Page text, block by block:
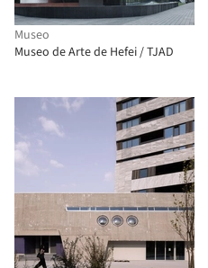
Museo
Museo de Arte de Hefei / TJAD